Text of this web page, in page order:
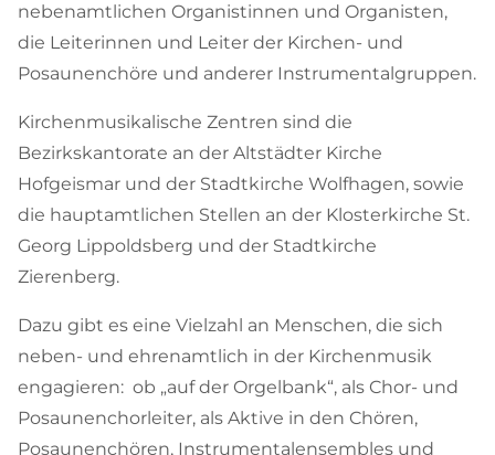
nebenamtlichen Organistinnen und Organisten,
die Leiterinnen und Leiter der Kirchen- und
Posaunenchöre und anderer Instrumentalgruppen.
Kirchenmusikalische Zentren sind die
Bezirkskantorate an der Altstädter Kirche
Hofgeismar und der Stadtkirche Wolfhagen, sowie
die hauptamtlichen Stellen an der Klosterkirche St.
Georg Lippoldsberg und der Stadtkirche
Zierenberg.
Dazu gibt es eine Vielzahl an Menschen, die sich
neben- und ehrenamtlich in der Kirchenmusik
engagieren: ob „auf der Orgelbank“, als Chor- und
Posaunenchorleiter, als Aktive in den Chören,
Posaunenchören, Instrumentalensembles und